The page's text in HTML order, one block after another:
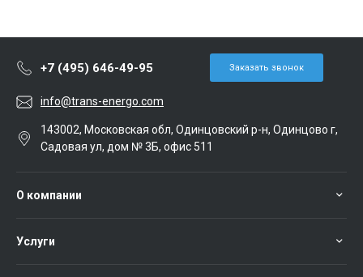
+7 (495) 646-49-95 Заказать звонок
info@trans-energo.com
143002, Московская обл, Одинцовский р-н, Одинцово г,
Садовая ул, дом № 3Б, офис 511
О компании
Услуги